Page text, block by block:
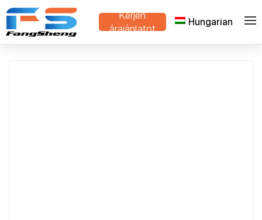
Kérjen
árajánlatot
Hungarian
Otthon > Termékek Egyedi fémháló gyártó